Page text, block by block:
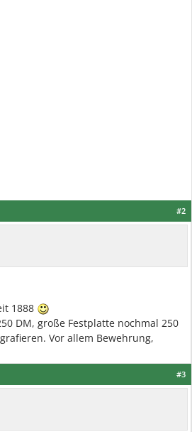
#2
1888
DM, große Festplatte nochmal 250
Vor allem Bewehrung,
#3